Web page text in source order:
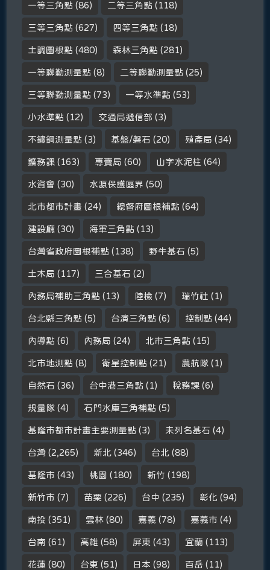
一等三角點 (86) 二等三角點 (118)
三等三角點 (627) 四等三角點 (18)
土調圖根點 (480) 森林三角點 (281)
一等聯勤測量點 (8) 二等聯勤測量點 (25)
三等聯勤測量點 (73) 一等水準點 (53)
小水準點 (12) 交通局遞信部 (3)
不鏽鋼測量點 (3) 基盤/磐石 (20) 殖產局 (34)
鑛務課 (163) 專賣局 (60) 山字水泥柱 (64)
水資會 (30) 水源保護區界 (50)
北市都市計畫 (24) 總督府圖根補點 (64)
建設廳 (30) 海軍三角點 (13)
台灣省政府圖根補點 (138) 野牛基石 (5)
土木局 (117) 三合基石 (2)
內務局補助三角點 (13) 陸檢 (7) 瑞竹社 (1)
台北縣三角點 (5) 台演三角點 (6) 控制點 (44)
內導點 (6) 內務局 (24) 北市三角點 (15)
北市地測點 (8) 衛星控制點 (21) 農航隊 (1)
自然石 (36) 台中港三角點 (1) 稅務課 (6)
規量隊 (4) 石門水庫三角補點 (5)
基隆市都市計畫主要測量點 (3) 未列名基石 (4)
台灣 (2,265) 新北 (346) 台北 (88)
基隆市 (43) 桃園 (180) 新竹 (198)
新竹市 (7) 苗栗 (226) 台中 (235) 彰化 (94)
南投 (351) 雲林 (80) 嘉義 (78) 嘉義市 (4)
台南 (61) 高雄 (58) 屏東 (43) 宜蘭 (113)
花蓮 (80) 台東 (51) 日本 (98) 百岳 (11)